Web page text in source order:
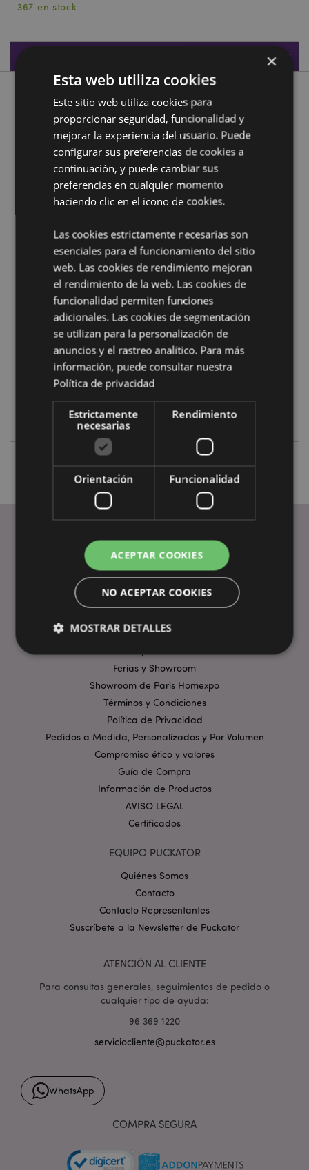
367 en stock
Especificaciones de Producto
Descripción de Producto
Figura Egipto Bote Egipcio Dorado
Material:Resina
Información complementaria:
¿Quieres saber más acerca de los métodos de trabajo
en laguía de compra del cliente.
Características del Producto
Información
Altura 10cm Largo 19cm Ancho 6.5cm
5055071656675
18
0.451000
No
No
No
ENLACES ÚTILES
Preguntas Frecuentes
Entregas y Envíos
Métodos de Pago
Ferias y Showroom
Showroom de Paris Homexpo
Términos y Condiciones
Política de Privacidad
Pedidos a Medida, Personalizados y Por Volumen
Compromiso ético y valores
Guía de Compra
Información de Productos
AVISO LEGAL
Certificados
EQUIPO PUCKATOR
Quiénes Somos
Contacto
Contacto Representantes
Suscríbete a la Newsletter de Puckator
ATENCIÓN AL CLIENTE
Para consultas generales, seguimientos de pedido o
cualquier tipo de ayuda:
96 369 1220
serviciocliente@puckator.es
WhatsApp
COMPRA SEGURA
×
Esta web utiliza cookies
Este sitio web utiliza cookies para
proporcionar seguridad, funcionalidad y
mejorar la experiencia del usuario. Puede
configurar sus preferencias de cookies a
continuación, y puede cambiar sus
preferencias en cualquier momento
haciendo clic en el icono de cookies.
Las cookies estrictamente necesarias son
esenciales para el funcionamiento del sitio
web. Las cookies de rendimiento mejoran
el rendimiento de la web. Las cookies de
funcionalidad permiten funciones
adicionales. Las cookies de segmentación
se utilizan para la personalización de
anuncios y el rastreo analítico. Para más
información, puede consultar nuestra
Política de privacidad
Estrictamente
necesarias
Rendimiento
Orientación Funcionalidad
ACEPTAR COOKIES
NO ACEPTAR COOKIES
MOSTRAR DETALLES
Estrictamente necesarias
Rendimiento
Orientación
Funcionalidad
funcionalidad básica del sitio web, como el inicio de
sesión del usuario y la gestión de la cuenta. El sitio
web no puede funcionar correctamente sin las
cookies estrictamente necesarias.
mage-cache-storage-section-
Adobe Inc.
form_key
.www.puckator.es
Política de privacidad de